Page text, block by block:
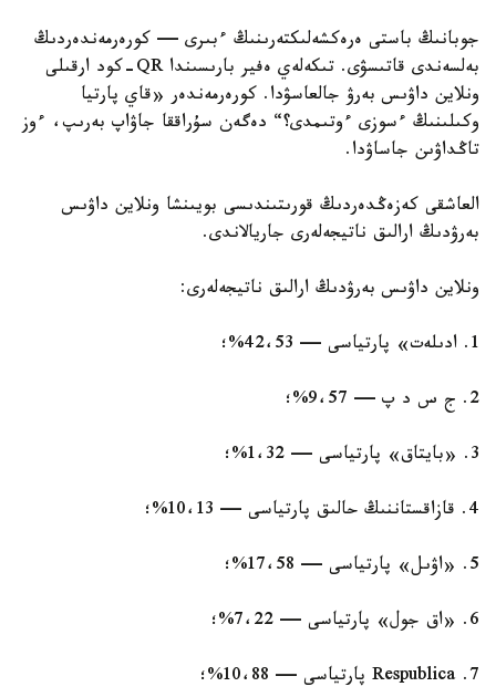
جوبانىڭ باستى ەرەكشەلىكتەرىنىڭ ءبىرى — كورەرمەندەردىڭ
بەلسەندى قاتىسۋى. تىكەلەي ەفير بارىسىندا QR-كود ارقىلى
ونلاين داۋىس بەرۋ جالعاسۋدا. كورەرمەندەر «قاي پارتيا
وكىلىنىڭ ءسوزى ءوتىمدى؟“ دەگەن سۇراققا جاۋاپ بەرىپ، ءوز
تاڭداۋىن جاساۋدا.
العاشقى كەزەڭدەردىڭ قورىتىندىسى بويىنشا ونلاين داۋىس
بەرۋدىڭ ارالىق ناتيجەلەرى جاريالاندى.
ونلاين داۋىس بەرۋدىڭ ارالىق ناتيجەلەرى:
1. ادىلەت» پارتياسى — 42،53%؛
2. ج س د پ — 9،57%؛
3. «بايتاق» پارتياسى — 1،32%؛
4. قازاقستاننىڭ حالىق پارتياسى — 10،13%؛
5. «اۋىل» پارتياسى — 17،58%؛
6. «اق جول» پارتياسى — 7،22%؛
7. Respublica پارتياسى — 10،88%؛